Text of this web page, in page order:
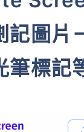
記圖片
筆標記